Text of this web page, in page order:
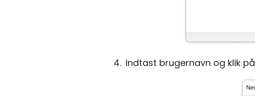
Indtast brugernavn og klik på